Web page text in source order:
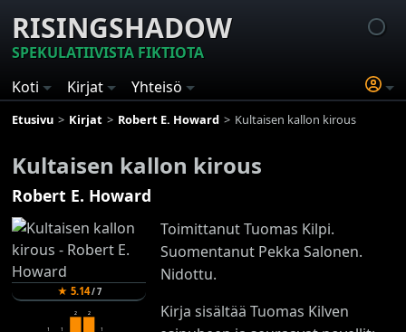
RISINGSHADOW
SPEKULATIIVISTA FIKTIOTA
Koti
Kirjat Yhteisö
Etusivu Kirjat Robert E. Howard Kultaisen kallon kirous
Kultaisen kallon kirous
Robert E. Howard
★ 5.14/7
1 1
2 2
1
Toimittanut Tuomas Kilpi.
Suomentanut Pekka Salonen.
Nidottu.
Kirja sisältää Tuomas Kilven